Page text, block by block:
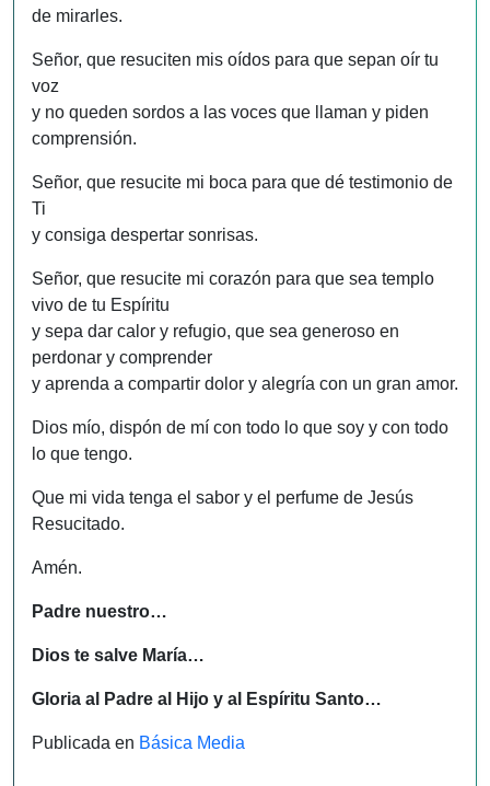
de mirarles.
Señor, que resuciten mis oídos para que sepan oír tu
voz
y no queden sordos a las voces que llaman y piden
comprensión.
Señor, que resucite mi boca para que dé testimonio de
Ti
y consiga despertar sonrisas.
Señor, que resucite mi corazón para que sea templo
vivo de tu Espíritu
y sepa dar calor y refugio, que sea generoso en
perdonar y comprender
y aprenda a compartir dolor y alegría con un gran amor.
Dios mío, dispón de mí con todo lo que soy y con todo
lo que tengo.
Que mi vida tenga el sabor y el perfume de Jesús
Resucitado.
Amén.
Padre nuestro…
Dios te salve María…
Gloria al Padre al Hijo y al Espíritu Santo…
Publicada en Básica Media